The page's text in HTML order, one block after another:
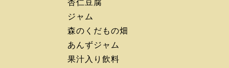
杏仁豆腐
ジャム
森のくだもの畑
あんずジャム
果汁入り飲料